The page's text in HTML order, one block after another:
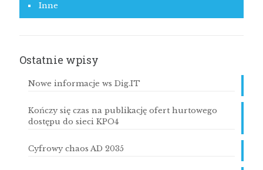
Inne
Ostatnie wpisy
Nowe informacje ws Dig.IT
Kończy się czas na publikację ofert hurtowego
dostępu do sieci KPO4
Cyfrowy chaos AD 2035